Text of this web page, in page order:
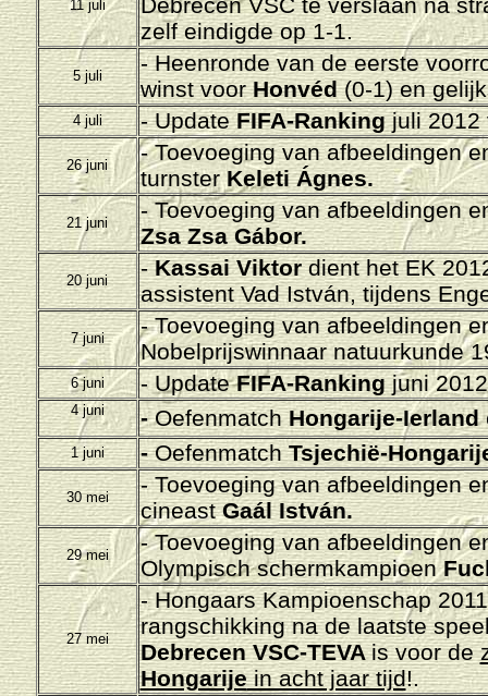
11 juli
zelf eindigde op 1-1.
5 juli
- Heenronde van de eerste
winst voorHonvéd(0-1) en
4 juli - UpdateFIFA-Rankingjuli 2012
26 juni
-Toevoeging van afbeeldingen
turnsterKeleti Ágnes.
21 juni
-Toevoeging van afbeeldingen
Zsa Zsa Gábor.
20 juni
-Kassai Viktordient het EK
assistent Vad István, tijdens
7 juni
-Toevoeging van afbeeldingen
Nobelprijswinnaar natuurkunde
6 juni - UpdateFIFA-Rankingjuni
4 juni -OefenmatchHongarije-Ierland
1 juni -OefenmatchTsjechië-
30 mei
-Toevoeging van afbeeldingen
cineastGaál István.
29 mei
-Toevoeging van afbeeldingen
Olympisch schermkampioen
27 mei
- Hongaars Kampioenschap
rangschikking na de laatste
Debrecen VSC-TEVAis voor de
Hongarijein acht jaar tijd!.